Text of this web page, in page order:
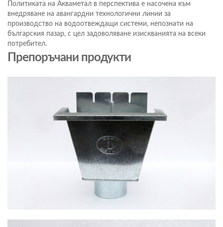
Политиката на Акваметал в перспектива е насочена към
внедряване на авангардни технологични линии за
производство на водоотвеждащи системи, непознати на
българския пазар, с цел задоволяване изискванията на всеки
потребител.
Препоръчани продукти